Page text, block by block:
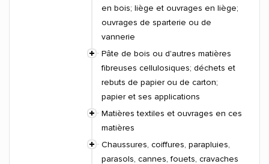
en bois; liège et ouvrages en liège;
ouvrages de sparterie ou de
vannerie
Pâte de bois ou d'autres matières
fibreuses cellulosiques; déchets et
rebuts de papier ou de carton;
papier et ses applications
Matières textiles et ouvrages en ces
matières
Chaussures, coiffures, parapluies,
parasols, cannes, fouets, cravaches